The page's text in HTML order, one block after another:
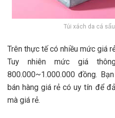
Túi xách da cá
Trên thực tế có nhiều mức giá
Tuy nhiên mức giá
800.000~1.000.000 đồng.
bán hàng giá rẻ có uy tín để
mà giá rẻ.